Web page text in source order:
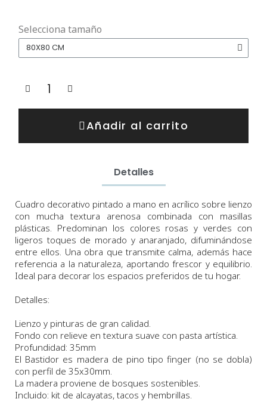
Selecciona tamaño
Añadir al carrito
Detalles
Cuadro decorativo pintado a mano en acrílico sobre lienzo
con mucha textura arenosa combinada con masillas
plásticas. Predominan los colores rosas y verdes con
ligeros toques de morado y anaranjado, difuminándose
entre ellos. Una obra que transmite calma, además hace
referencia a la naturaleza, aportando frescor y equilibrio.
Ideal para decorar los espacios preferidos de tu hogar.
Detalles:
Lienzo y pinturas de gran calidad.
Fondo con relieve en textura suave con pasta artística.
Profundidad: 35mm
El Bastidor es madera de pino tipo finger (no se dobla)
con perfil de 35x30mm.
La madera proviene de bosques sostenibles.
Incluido: kit de alcayatas, tacos y hembrillas.